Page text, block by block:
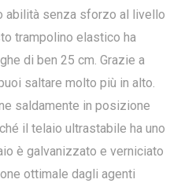
abilità senza sforzo al livello
trampolino elastico ha
di ben 25 cm. Grazie a
saltare molto più in alto.
saldamente in posizione
il telaio ultrastabile ha uno
è galvanizzato e verniciato
ottimale dagli agenti